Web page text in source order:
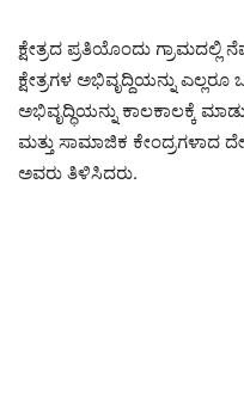
ಕ್ಷೇತ್ರದ ಪ್ರತಿಯೊಂದು
ಕ್ಷೇತ್ರಗಳ ಅಭಿವೃದ್ದಿಯನ್ನು
ಅಭಿವೃದ್ಧಿಯನ್ನು ಕಾಲಕಾಲಕ್ಕೆ
ಮತ್ತು ಸಾಮಾಜಿಕ ಕೇಂದ್ರಗಳಾದ
ಅವರು ತಿಳಿಸಿದರು.